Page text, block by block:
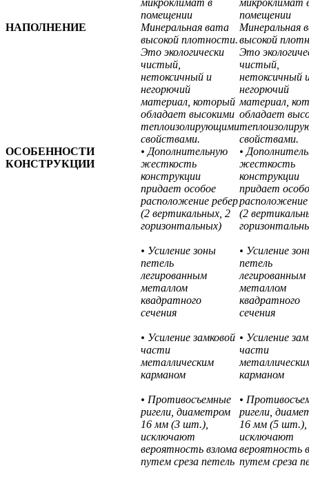
помещении
помещении
НАПОЛНЕНИЕ
Минеральная вата
высокой плотности.
Это экологически
чистый,
нетоксичный и
негорючий
материал, который
обладает высокими
теплоизолирующими
свойствами.
Минеральная
высокой
Это
чистый,
нетоксичный
негорючий
материал,
обладает
свойствами.
ОСОБЕННОСТИ
КОНСТРУКЦИИ
• Дополнительную
жесткость
конструкции
придает особое
расположение ребер
(2 вертикальных, 2
горизонтальных)
• Усиление зоны
петель
легированным
металлом
квадратного
сечения
• Усиление замковой
части
металлическим
карманом
• Противосъемные
ригели, диаметром
16 мм (3 шт.),
исключают
вероятность взлома
путем среза петель
•
жесткость
конструкции
придает
расположение
(2
• Усиление
петель
легированным
металлом
квадратного
сечения
• Усиление
части
карманом
•
ригели,
16 мм (5 шт.),
исключают
вероятность
путем среза